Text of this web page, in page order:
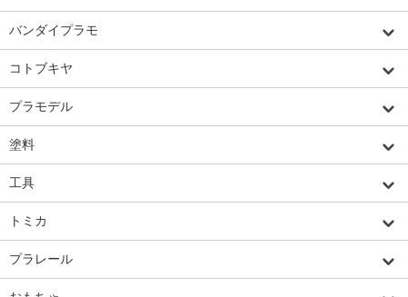
バンダイプラモ
コトブキヤ
プラモデル
塗料
工具
トミカ
プラレール